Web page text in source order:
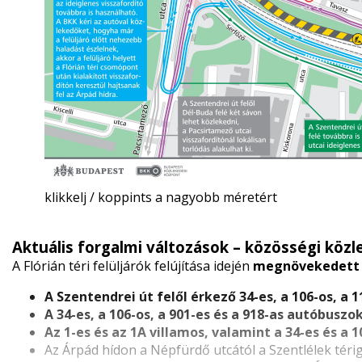
klikkelj / koppints a nagyobb méretért
Aktuális forgalmi változások – közösségi
A Flórián téri felüljárók felújítása idején megnövekedett
A Szentendrei út felől érkező 34-es, a 106-os, a
A 34-es, a 106-os, a 901-es és a 918-as
Az 1-es és az 1A villamos, valamint a 34-es és a
Az Árpád hídon a Népfürdő utcától a Szentlélek